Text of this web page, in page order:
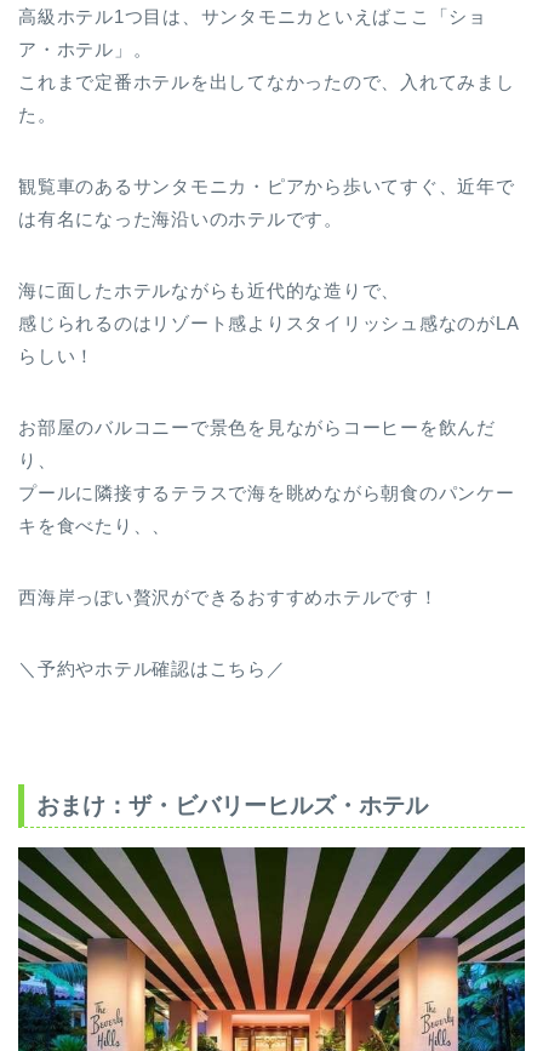
高級ホテル1つ目は、サンタモニカといえばここ「ショ
ア・ホテル」。
これまで定番ホテルを出してなかったので、入れてみまし
た。
観覧車のあるサンタモニカ・ピアから歩いてすぐ、近年で
は有名になった海沿いのホテルです。
海に面したホテルながらも近代的な造りで、
感じられるのはリゾート感よりスタイリッシュ感なのがLA
らしい！
お部屋のバルコニーで景色を見ながらコーヒーを飲んだ
り、
プールに隣接するテラスで海を眺めながら朝食のパンケー
キを食べたり、、
西海岸っぽい贅沢ができるおすすめホテルです！
＼予約やホテル確認はこちら／
おまけ：ザ・ビバリーヒルズ・ホテル